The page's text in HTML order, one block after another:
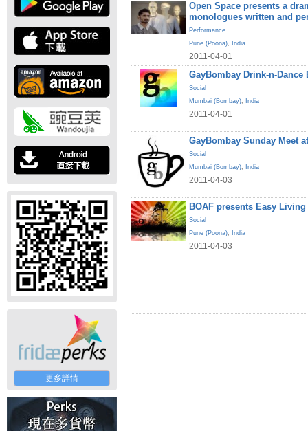
更多詳情
Open Space presents a
monologues written and
Performance
Pune (Poona), India
2011-04-01
GayBombay Drink-n-Dance
Social
Mumbai (Bombay), India
2011-04-01
GayBombay Sunday Meet
Social
Mumbai (Bombay), India
2011-04-03
BOAF presents Easy
Social
Pune (Poona), India
2011-04-03